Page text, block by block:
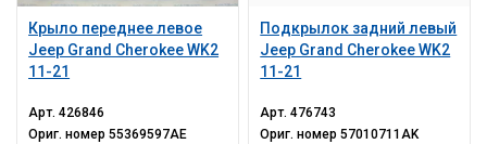
Крыло переднее левое
Jeep Grand Cherokee WK2
11-21
Арт.426846
Ориг. номер55369597AE
Подкрылок задний левый
Jeep Grand Cherokee WK2
11-21
Арт.476743
Ориг. номер57010711AK